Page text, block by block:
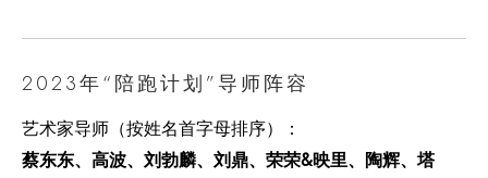
2023年“陪跑计划”导师阵容
艺术家导师（按姓名首字母排序）：
蔡东东、高波、刘勃麟、刘鼎、荣荣&映里、陶辉、塔